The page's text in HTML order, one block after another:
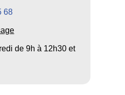
68
de 9h à 12h30 et